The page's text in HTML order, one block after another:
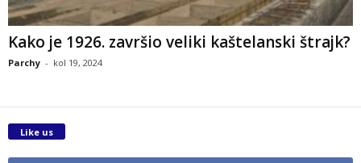
Kako je 1926. završio veliki kaštelanski štrajk?
Parchy - kol 19, 2024
Like us